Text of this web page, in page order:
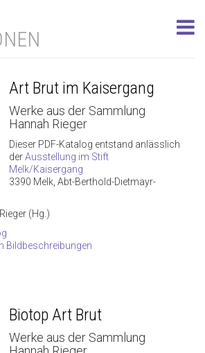
Art Brut im Kaisergang
Werke aus der Sammlung
Hannah Rieger
Dieser PDF-Katalog entstand anlässlich
derAusstellung im Stift
Melk/Kaisergang
3390 Melk, Abt-Berthold-Dietmayr-
(Hg.)
Bildbeschreibungen
Biotop Art Brut
Werke aus der Sammlung